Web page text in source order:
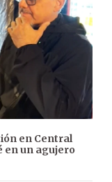
en Central
en un agujero